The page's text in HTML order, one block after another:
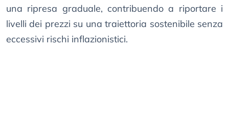
una ripresa graduale, contribuendo a riportare i
livelli dei prezzi su una traiettoria sostenibile senza
eccessivi rischi inflazionistici.